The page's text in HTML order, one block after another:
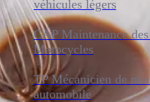
véhicules légers
CAP Maintenance
Motocycles
TP Mécanicien de
automobile